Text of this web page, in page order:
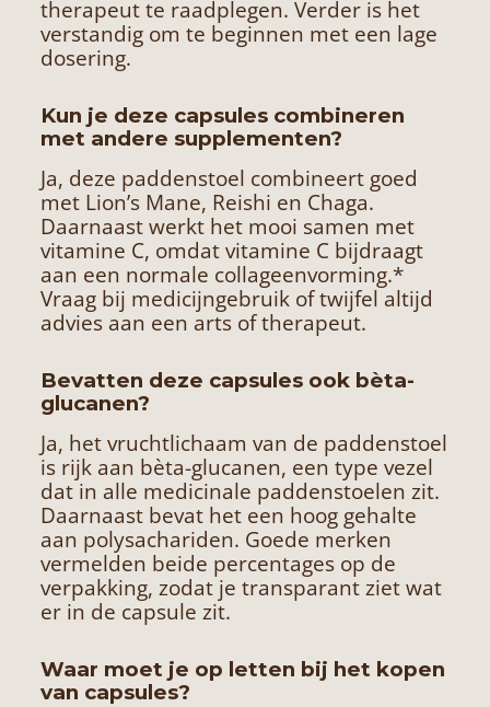
therapeut te raadplegen. Verder is het
verstandig om te beginnen met een lage
dosering.
Kun je deze capsules combineren
met andere supplementen?
Ja, deze paddenstoel combineert goed
met Lion’s Mane, Reishi en Chaga.
Daarnaast werkt het mooi samen met
vitamine C, omdat vitamine C bijdraagt
aan een normale collageenvorming.*
Vraag bij medicijngebruik of twijfel altijd
advies aan een arts of therapeut.
Bevatten deze capsules ook bèta-
glucanen?
Ja, het vruchtlichaam van de paddenstoel
is rijk aan bèta-glucanen, een type vezel
dat in alle medicinale paddenstoelen zit.
Daarnaast bevat het een hoog gehalte
aan polysachariden. Goede merken
vermelden beide percentages op de
verpakking, zodat je transparant ziet wat
er in de capsule zit.
Waar moet je op letten bij het kopen
van capsules?